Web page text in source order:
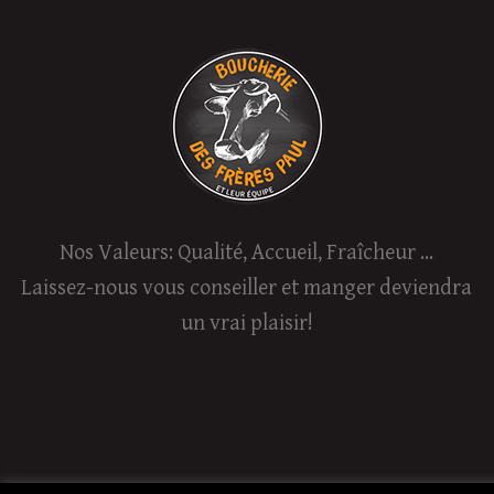
Nos Valeurs: Qualité, Accueil, Fraîcheur ...
Laissez-nous vous conseiller et manger deviendra
un vrai plaisir!